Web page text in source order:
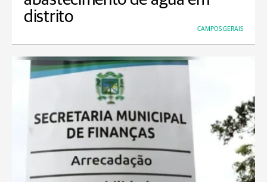
distrito
CAMPOS GERAIS